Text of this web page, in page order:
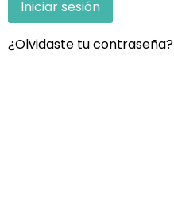
¿Olvidaste tu contraseña?